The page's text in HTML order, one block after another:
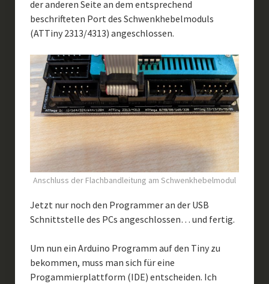
der anderen Seite an dem entsprechend
beschrifteten Port des Schwenkhebelmoduls
(ATTiny 2313/4313) angeschlossen.
Anschluss der Flachbandleitung am Schwenkhebelmodul
Jetzt nur noch den Programmer an der USB
Schnittstelle des PCs angeschlossen… und fertig.
Um nun ein Arduino Programm auf den Tiny zu
bekommen, muss man sich für eine
Progammierplattform (IDE) entscheiden. Ich